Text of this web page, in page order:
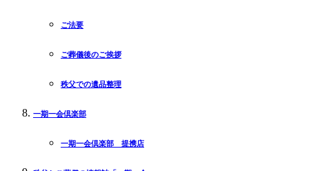
ご法要
ご葬儀後のご挨拶
秩父での遺品整理
一期一会倶楽部
一期一会倶楽部 提携店